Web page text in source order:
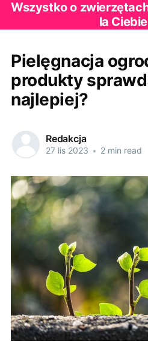
Wszystko o
la
Pielęgnacja
produkty
najlepiej?
Redakcja
27 lis 2023 • 2 min read